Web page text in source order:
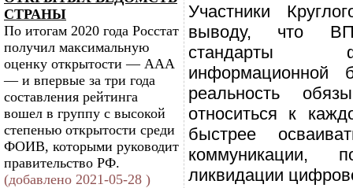
СТРАНЫ
По итогам 2020 года Росстат
получил максимальную
оценку открытости — ААА
— и впервые за три года
составления рейтинга
вошел в группу с высокой
степенью открытости среди
ФОИВ, которыми руководит
правительство РФ.
(добавлено 2021-05-28 )
Участники
выводу, что
стандарты
информационной
реальность
относиться к
быстрее
коммуникации,
ликвидации